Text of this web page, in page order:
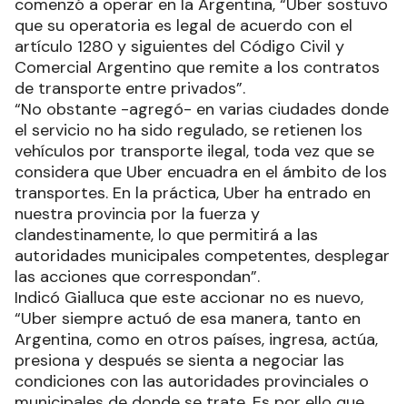
que su operatoria es legal de acuerdo con el
artículo 1280 y siguientes del Código Civil y
Comercial Argentino que remite a los contratos
de transporte entre privados”.
“No obstante -agregó- en varias ciudades donde
el servicio no ha sido regulado, se retienen los
vehículos por transporte ilegal, toda vez que se
considera que Uber encuadra en el ámbito de los
transportes. En la práctica, Uber ha entrado en
nuestra provincia por la fuerza y
clandestinamente, lo que permitirá a las
autoridades municipales competentes, desplegar
las acciones que correspondan”.
Indicó Gialluca que este accionar no es nuevo,
“Uber siempre actuó de esa manera, tanto en
Argentina, como en otros países, ingresa, actúa,
presiona y después se sienta a negociar las
condiciones con las autoridades provinciales o